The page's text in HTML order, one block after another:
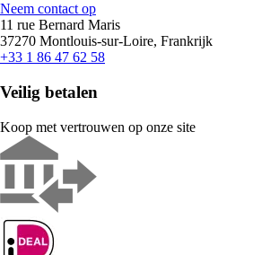
Neem contact op
11 rue Bernard Maris
37270 Montlouis-sur-Loire, Frankrijk
+33 1 86 47 62 58
Veilig betalen
Koop met vertrouwen op onze site